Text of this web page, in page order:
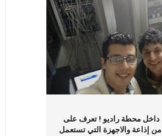
: جولة داخل محطة راديو ! تعرف على
إذاعة والاجهزة التي تستعمل